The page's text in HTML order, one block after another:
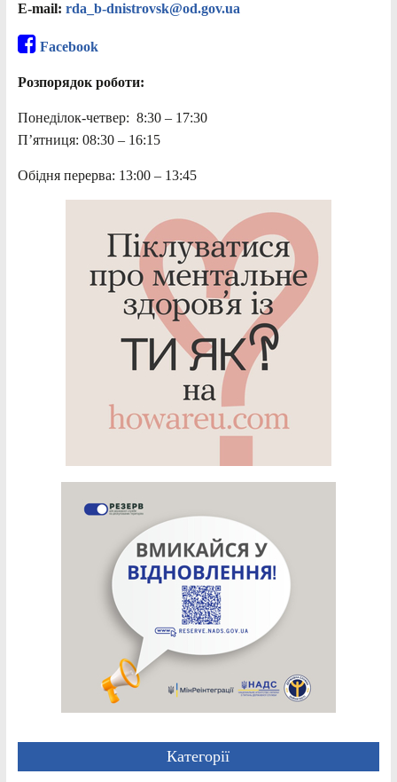
E-mail: rda_b-dnistrovsk@od.gov.ua
Facebook
Розпорядок роботи:
Понеділок-четвер: 8:30 – 17:30
П’ятниця: 08:30 – 16:15
Обідня перерва: 13:00 – 13:45
Категорії